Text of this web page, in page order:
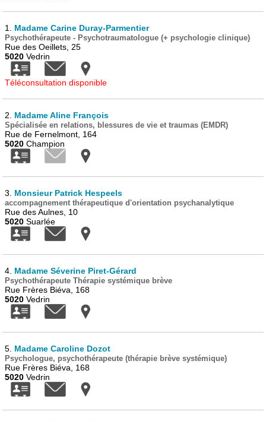
1. Madame Carine Duray-Parmentier
Psychothérapeute - Psychotraumatologue (+ psychologie clinique)
Rue des Oeillets, 25
5020 Vedrin
Téléconsultation disponible
2. Madame Aline François
Spécialisée en relations, blessures de vie et traumas (EMDR)
Rue de Fernelmont, 164
5020 Champion
3. Monsieur Patrick Hespeels
accompagnement thérapeutique d'orientation psychanalytique
Rue des Aulnes, 10
5020 Suarlée
4. Madame Séverine Piret-Gérard
Psychothérapeute Thérapie systémique brève
Rue Frères Biéva, 168
5020 Vedrin
5. Madame Caroline Dozot
Psychologue, psychothérapeute (thérapie brève systémique)
Rue Frères Biéva, 168
5020 Vedrin